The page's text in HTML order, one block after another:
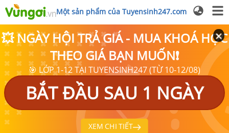
Một sản phẩm của Tuyensinh247.com
💥 NGÀY HỘI TRẢ GIÁ - MUA KHOÁ HỌC
THEO GIÁ BẠN MUỐN❗
🎯 LỚP 1-12 TẠI TUYENSINH247 (TỪ 10-12/08)
BẮT ĐẦU SAU 1 NGÀY
XEM CHI TIẾT